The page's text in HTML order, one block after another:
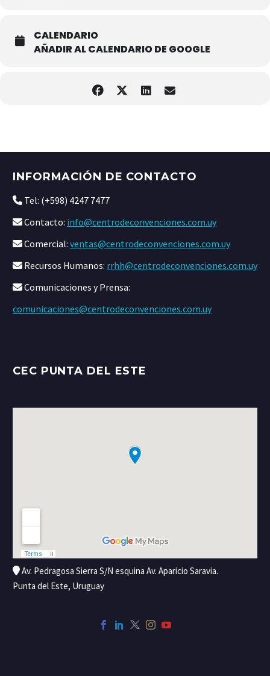
CALENDARIO
AÑADIR AL CALENDARIO DE GOOGLE
INFORMACIÓN DE CONTACTO
Tel: (+598) 4247 7477
Contacto: info@centrodeconvenciones.com.uy
Comercial: ventas@centrodeconvenciones.com.uy
Recursos Humanos: rrhh@centrodeconvenciones.com.uy
Comunicaciones y Prensa:
comunicaciones@centrodeconvenciones.com.uy
CEC PUNTA DEL ESTE
Av. Pedragosa Sierra S/N esquina Av. Aparicio Saravia.
Punta del Este, Uruguay